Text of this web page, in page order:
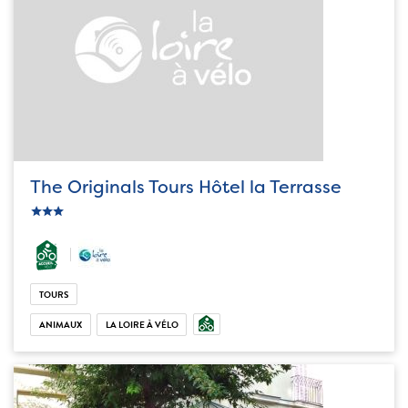
The Originals Tours Hôtel la Terrasse
ic_star
ic_star
TOURS
ANIMAUX LA LOIRE À VÉLO